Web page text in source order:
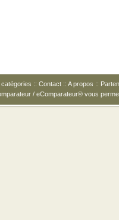
catégories :: Contact :: A propos ::
/ eComparateur® vous